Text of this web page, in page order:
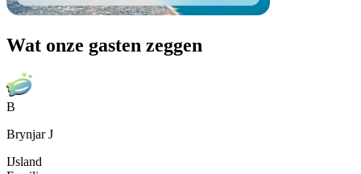
Wat onze gasten zeggen
B
Brynjar J
IJsland